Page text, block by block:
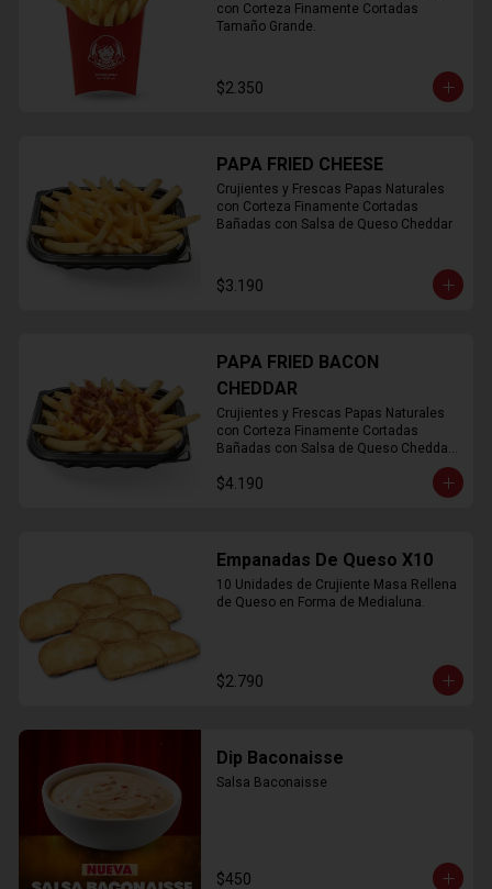
con Corteza Finamente Cortadas
Tamaño Grande.
$2.350
PAPA FRIED CHEESE
Crujientes y Frescas Papas Naturales
con Corteza Finamente Cortadas
Bañadas con Salsa de Queso Cheddar
$3.190
PAPA FRIED BACON
CHEDDAR
Crujientes y Frescas Papas Naturales
con Corteza Finamente Cortadas
Bañadas con Salsa de Queso Cheddar
$4.190
Empanadas De Queso X10
10 Unidades de Crujiente Masa Rellena
de Queso en Forma de Medialuna.
$2.790
Dip Baconaisse
Salsa Baconaisse
$450